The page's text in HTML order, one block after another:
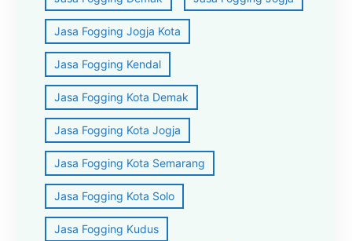
Jasa Fogging Jogja Kota
Jasa Fogging Kendal
Jasa Fogging Kota Demak
Jasa Fogging Kota Jogja
Jasa Fogging Kota Semarang
Jasa Fogging Kota Solo
Jasa Fogging Kudus